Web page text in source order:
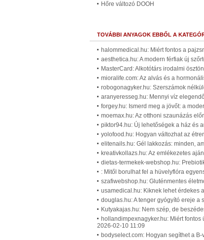
Hőre változó DOOH
TOVÁBBI ANYAGOK EBBŐL A
halommedical.hu: Miért fontos a
aesthetica.hu: A modern férfiak új
MasterCard: Alkotótárs irodalmi
mioralife.com: Az alvás és a
robogonagyker.hu: Szerszámok
aranyeresseg.hu: Mennyi víz
forgey.hu: Ismerd meg a jövőt: a
moemax.hu: Az otthoni szaunázás
piktor94.hu: Új lehetőségek a ház és
yolofood.hu: Hogyan változhat az
elitenails.hu: Gél lakkozás: minden,
kreativkollazs.hu: Az emlékezetes
dietas-termekek-webshop.hu:
: Mitől borulhat fel a hüvelyflóra
szafiwebshop.hu: Gluténmentes
usamedical.hu: Kiknek lehet érdekes
douglas.hu: A tenger gyógyító ereje a
Kutyakajas.hu: Nem szép, de
hollandimpexnagyker.hu: Miért fontos
2026-02-10 11:09
bodyselect.com: Hogyan segíthet a